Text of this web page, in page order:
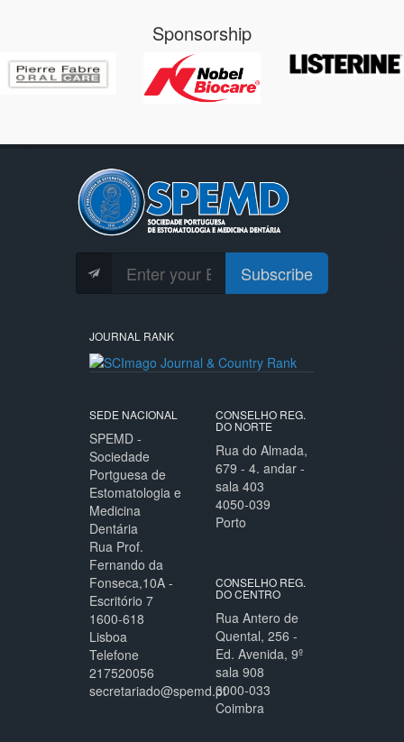
Sponsorship
Subscribe
JOURNAL RANK
SEDE NACIONAL
SPEMD -
Sociedade
Portguesa de
Estomatologia e
Medicina
Dentária
Rua Prof.
Fernando da
Fonseca,10A -
Escritório 7
1600-618
Lisboa
Telefone
217520056
secretariado@spemd.pt
CONSELHO REG.
DO NORTE
Rua do Almada,
679 - 4. andar -
sala 403
4050-039
Porto
CONSELHO REG.
DO CENTRO
Rua Antero de
Quental, 256 -
Ed. Avenida, 9º
sala 908
3000-033
Coimbra